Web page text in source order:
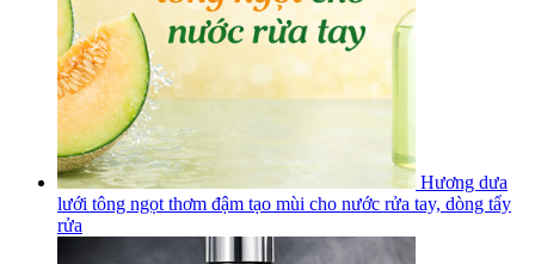
Hương dưa
lưới tông ngọt thơm đậm tạo mùi cho nước rửa tay, dòng tẩy
rửa